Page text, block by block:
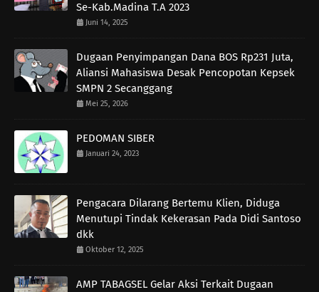
Se-Kab.Madina T.A 2023
Juni 14, 2025
Dugaan Penyimpangan Dana BOS Rp231 Juta,
Aliansi Mahasiswa Desak Pencopotan Kepsek
SMPN 2 Secanggang
Mei 25, 2026
PEDOMAN SIBER
Januari 24, 2023
Pengacara Dilarang Bertemu Klien, Diduga
Menutupi Tindak Kekerasan Pada Didi Santoso
dkk
Oktober 12, 2025
AMP TABAGSEL Gelar Aksi Terkait Dugaan